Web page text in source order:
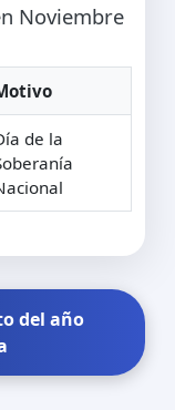
Noviembre
de la
del año